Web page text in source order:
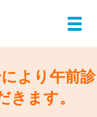
メ
より午前診
きます。